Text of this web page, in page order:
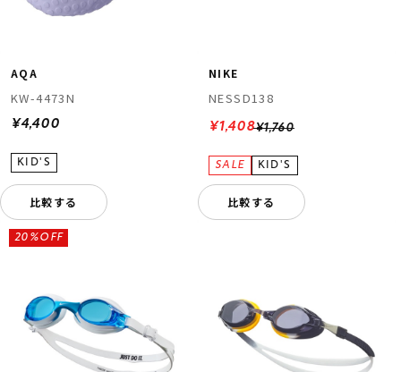
AQA
KW-4473N
¥4,400
比較する
NIKE
NESSD138
¥1,760
¥1,408
比較する
20%OFF